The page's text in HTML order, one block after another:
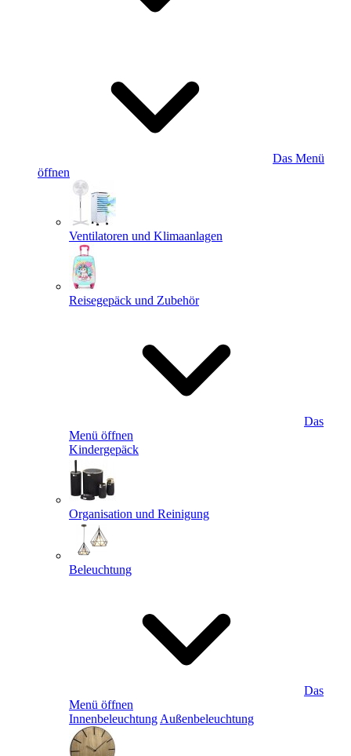
Das Menü
öffnen
Ventilatoren und Klimaanlagen
Reisegepäck und Zubehör
Das
Menü öffnen
Kindergepäck
Organisation und Reinigung
Beleuchtung
Das
Menü öffnen
Innenbeleuchtung Außenbeleuchtung